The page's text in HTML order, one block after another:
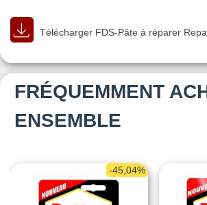
Télécharger FDS-Pâte à réparer
FRÉQUEMMENT
ENSEMBLE
-45,04%